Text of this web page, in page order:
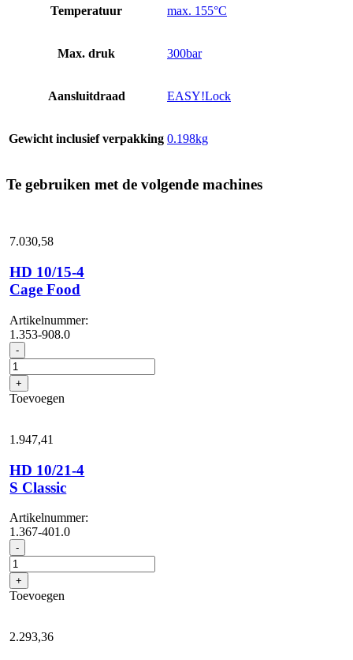
Temperatuur max. 155°C
Max. druk 300bar
Aansluitdraad EASY!Lock
Gewicht inclusief verpakking 0.198kg
Te gebruiken met de volgende machines
7.030,58
HD 10/15-4
Cage Food
Artikelnummer:
1.353-908.0
- HD
10/15-
4
Cage
Food
+
Toevoegen
1.947,41
HD 10/21-4
S Classic
Artikelnummer:
1.367-401.0
- HD
10/21-
4
S
Classic
+
Toevoegen
2.293,36